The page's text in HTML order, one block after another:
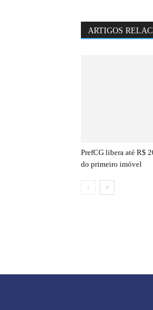
ARTIGOS
PrefCG libera até R$
do primeiro imóvel